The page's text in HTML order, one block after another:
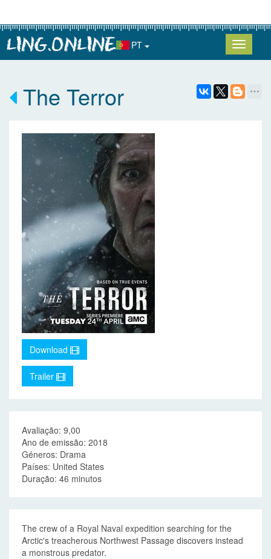
PT
The Terror
Download
Trailer
Avaliação: 9,00
Ano de emissão: 2018
Géneros: Drama
Países: United States
Duração: 46 minutos
The crew of a Royal Naval expedition searching for the
Arctic's treacherous Northwest Passage discovers instead
a monstrous predator.